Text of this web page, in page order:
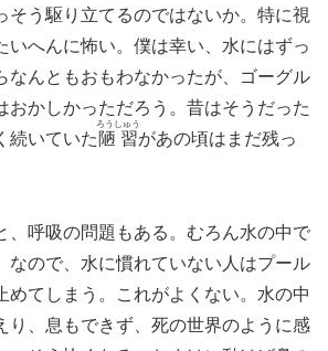
そう駆り立てるのではないか。特に視
いへんに怖い。僕は幸い、水にはずっ
なんともおもわなかったが、ゴーグル
おかしかっただろう。昔はそうだった
続いていた 陋習
ろうしゅう
があの頃はまだ残っ
呼吸の問題もある。むろん水の中で
なので、水に慣れていない人はプール
めてしまう。これがよくない。水の中
り、息もできず、死の世界のように感